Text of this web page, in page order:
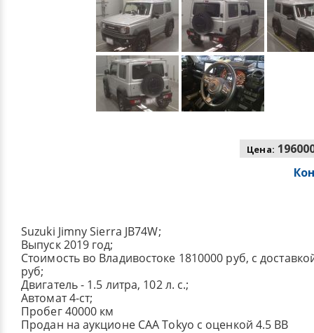
Цена:
Suzuki Jimny Sierra JB74W;
Выпуск 2019 год;
Стоимость во Владивостоке 1810000 руб, с
руб;
Двигатель - 1.5 литра, 102 л. с.;
Автомат 4-ст;
Пробег 40000 км
Продан на аукционе CAA Tokyo с оценкой 4.5 BB